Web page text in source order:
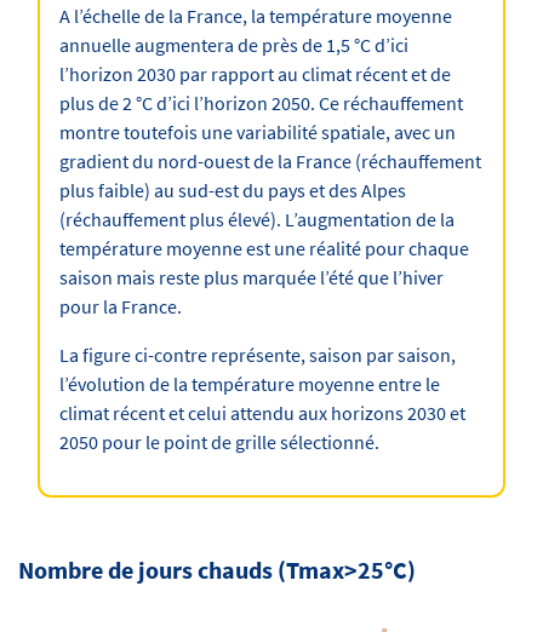
A l’échelle de la France, la température moyenne
annuelle augmentera de près de 1,5 °C d’ici
l’horizon 2030 par rapport au climat récent et de
plus de 2 °C d’ici l’horizon 2050. Ce réchauffement
montre toutefois une variabilité spatiale, avec un
gradient du nord-ouest de la France (réchauffement
plus faible) au sud-est du pays et des Alpes
(réchauffement plus élevé). L’augmentation de la
température moyenne est une réalité pour chaque
saison mais reste plus marquée l’été que l’hiver
pour la France.
La figure ci-contre représente, saison par saison,
l’évolution de la température moyenne entre le
climat récent et celui attendu aux horizons 2030 et
2050 pour le point de grille sélectionné.
Nombre de jours chauds (Tmax>25°C)